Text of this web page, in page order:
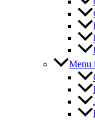
Menu